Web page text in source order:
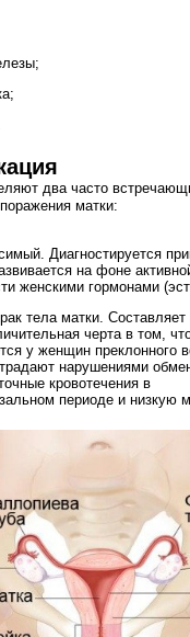
два часто
матки:
Диагностируется
на фоне
женскими гормонами
тела матки.
черта в том,
у женщин преклонного
нарушениями
кровотечения в
периоде и низкую